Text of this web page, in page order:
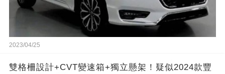
2023/04/25
雙格柵設計+CVT變速箱+獨立懸架！疑似2024款豐